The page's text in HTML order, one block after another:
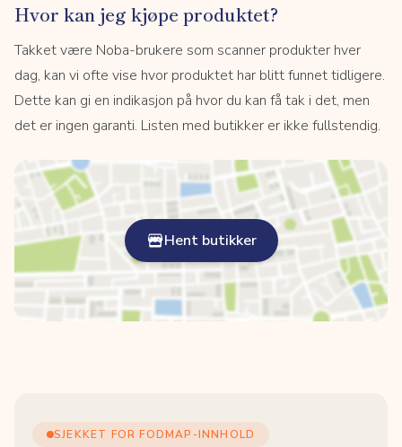
Hvor kan jeg kjøpe produktet?
Takket være Noba-brukere som scanner produkter hver
dag, kan vi ofte vise hvor produktet har blitt funnet tidligere.
Dette kan gi en indikasjon på hvor du kan få tak i det, men
det er ingen garanti. Listen med butikker er ikke fullstendig.
Hent butikker
SJEKKET FOR FODMAP-INNHOLD